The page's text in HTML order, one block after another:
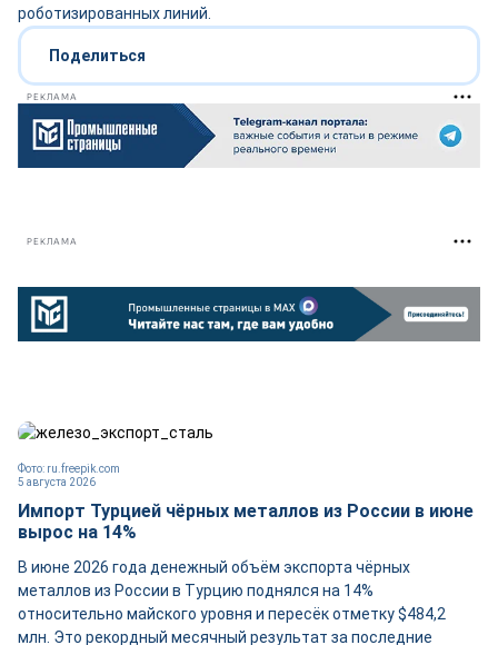
роботизированных линий.
Поделиться
РЕКЛАМА
РЕКЛАМА
5 августа 2026
Фото: ru.freepik.com
Импорт Турцией чёрных металлов из России в июне
вырос на 14%
В июне 2026 года денежный объём экспорта чёрных
металлов из России в Турцию поднялся на 14%
относительно майского уровня и пересёк отметку $484,2
млн. Это рекордный месячный результат за последние